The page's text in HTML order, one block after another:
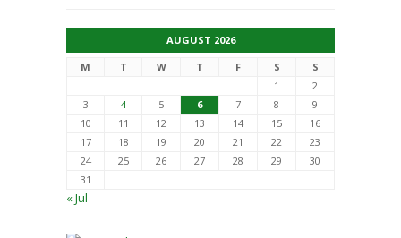
AUGUST 2026
M
T W T F S
S
1
2
3
4 5 6 7 8
9
10
11 12 13 14 15
16
17
18 19 20 21 22
23
24
25 26 27 28 29
30
31
« Jul